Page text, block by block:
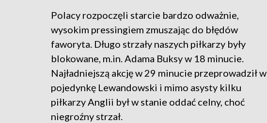
Polacy rozpoczęli starcie bardzo odważnie,
wysokim pressingiem zmuszając do błędów
faworyta. Długo strzały naszych piłkarzy były
blokowane, m.in. Adama Buksy w 18 minucie.
Najładniejszą akcję w 29 minucie przeprowadził w
pojedynkę Lewandowski i mimo asysty kilku
piłkarzy Anglii był w stanie oddać celny, choć
niegroźny strzał.